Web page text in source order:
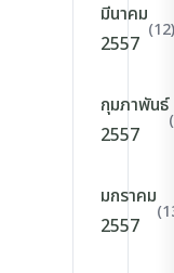
มีนาคม
2557
(12)
กุมภาพันธ์
2557
มกราคม
2557